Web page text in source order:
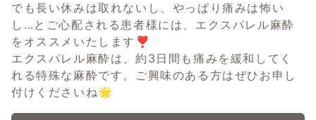
でも長い休みは取れないし、やっぱり痛みは怖い
し…とご心配される患者様には、エクスパレル麻酔
をオススメいたします❣️
エクスパレル麻酔は、約3日間も痛みを緩和してく
れる特殊な麻酔です。ご興味のある方はぜひお申し
付けくださいね🌟